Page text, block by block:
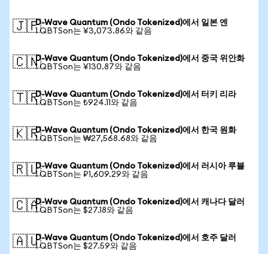
🇯🇵D-Wave Quantum (Ondo Tokenized)에서 일본 엔
1 QBTSon는 ¥3,073.86와 같음
🇨🇳D-Wave Quantum (Ondo Tokenized)에서 중국 위안화
1 QBTSon는 ¥130.87와 같음
🇹🇷D-Wave Quantum (Ondo Tokenized)에서 터키 리라
1 QBTSon는 ₺924.11와 같음
🇰🇷D-Wave Quantum (Ondo Tokenized)에서 한국 원화
1 QBTSon는 ₩27,568.68와 같음
🇷🇺D-Wave Quantum (Ondo Tokenized)에서 러시아 루블
1 QBTSon는 ₽1,609.29와 같음
🇨🇦D-Wave Quantum (Ondo Tokenized)에서 캐나다 달러
1 QBTSon는 $27.18와 같음
🇦🇺D-Wave Quantum (Ondo Tokenized)에서 호주 달러
1 QBTSon는 $27.59와 같음